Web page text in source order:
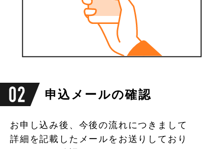
申込メールの確認
お申し込み後、今後の流れにつきまして
詳細を記載したメールをお送りしており